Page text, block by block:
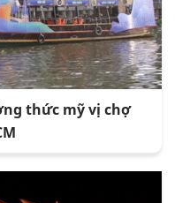
thức mỹ vị chợ